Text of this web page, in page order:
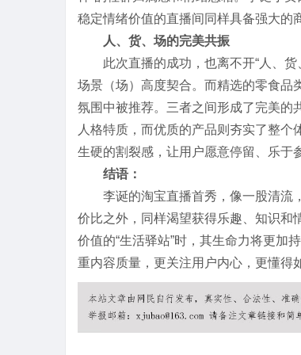
稳定情绪价值的直播间同样具备强大的
人、货、场的完美共振
此次直播的成功，也离不开“人、
场景（场）高度契合。而精选的零食品
氛围中被推荐。三者之间形成了完美的
人格特质，而优质的产品则夯实了整
生硬的割裂感，让用户愿意停留、乐于
结语：
李诞的淘宝直播首秀，像一股清流
价比之外，同样渴望获得乐趣、知识和
价值的“生活驿站”时，其生命力将更
重内容质量，更关注用户内心，更懂得